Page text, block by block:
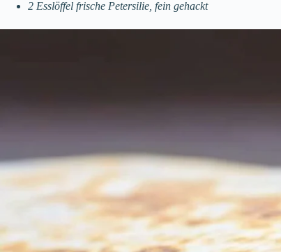
2 Esslöffel frische Petersilie, fein gehackt